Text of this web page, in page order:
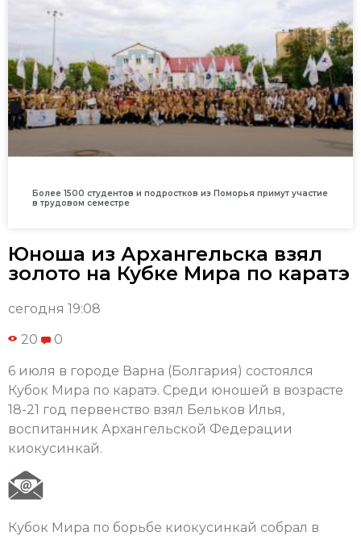
Более 1500 студентов и подростков из Поморья примут участие
в трудовом семестре
Юноша из Архангельска взял
золото на Кубке Мира по каратэ
сегодня 19:08
20 0
6 июля в городе Варна (Болгария) состоялся
Кубок Мира по каратэ. Среди юношей в возрасте
18-21 год первенство взял Бельков Илья,
воспитанник Архангельской Федерации
киокусинкай.
Кубок Мира по борьбе киокусинкай собрал в